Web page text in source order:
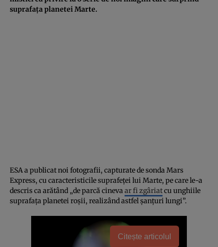
suprafața planetei Marte.
ESA a publicat noi fotografii, capturate de sonda Mars
Express, cu caracteristicile suprafeței lui Marte, pe care le-a
descris ca arătând „de parcă cineva ar fi zgâriatcu unghiile
suprafața planetei roșii, realizând astfel șanțuri lungi”.
Citește articolul